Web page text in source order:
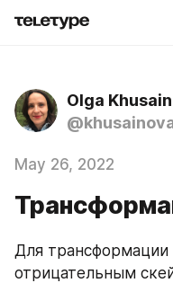
Olga
May 26, 2022
Для трансформации
отрицательным